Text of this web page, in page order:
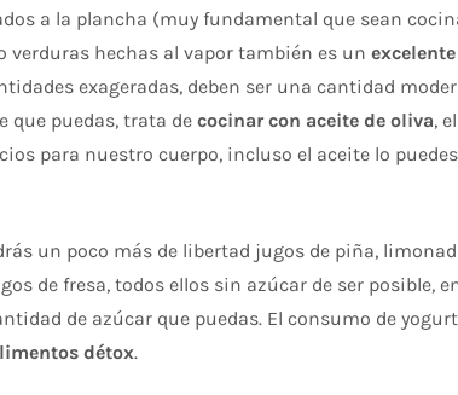
a la plancha (muy fundamental que sean
verduras hechas al vapor también es un
exageradas, deben ser una cantidad
que puedas, trata decocinar con aceite de oliva,
para nuestro cuerpo, incluso el aceite lo
un poco más de libertad jugos de piña,
de fresa, todos ellos sin azúcar de ser posible,
de azúcar que puedas. El consumo de
détox.